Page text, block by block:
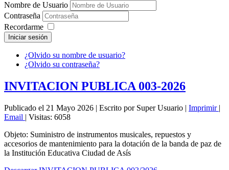
Nombre de Usuario
Contraseña
Recordarme
Iniciar sesión
¿Olvido su nombre de usuario?
¿Olvido su contraseña?
INVITACION PUBLICA 003-2026
Publicado el 21 Mayo 2026 | Escrito por Super Usuario | Imprimir |
Email | Visitas: 6058
Objeto: Suministro de instrumentos musicales, repuestos y
accesorios de mantenimiento para la dotación de la banda de paz de
la Institución Educativa Ciudad de Asís